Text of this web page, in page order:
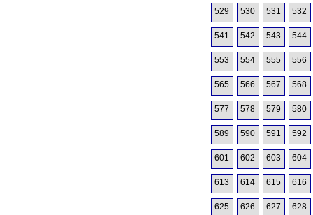
529 530 531 532
541 542 543 544
553 554 555 556
565 566 567 568
577 578 579 580
589 590 591 592
601 602 603 604
613 614 615 616
625 626 627 628